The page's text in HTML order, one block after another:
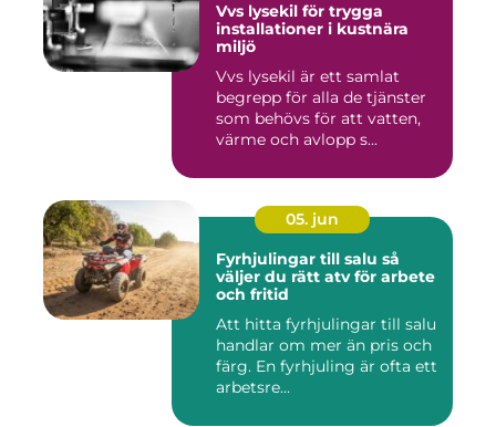
Vvs lysekil för trygga
installationer i kustnära
miljö
Vvs lysekil är ett samlat
begrepp för alla de tjänster
som behövs för att vatten,
värme och avlopp s...
05. jun
Fyrhjulingar till salu så
väljer du rätt atv för arbete
och fritid
Att hitta fyrhjulingar till salu
handlar om mer än pris och
färg. En fyrhjuling är ofta ett
arbetsre...